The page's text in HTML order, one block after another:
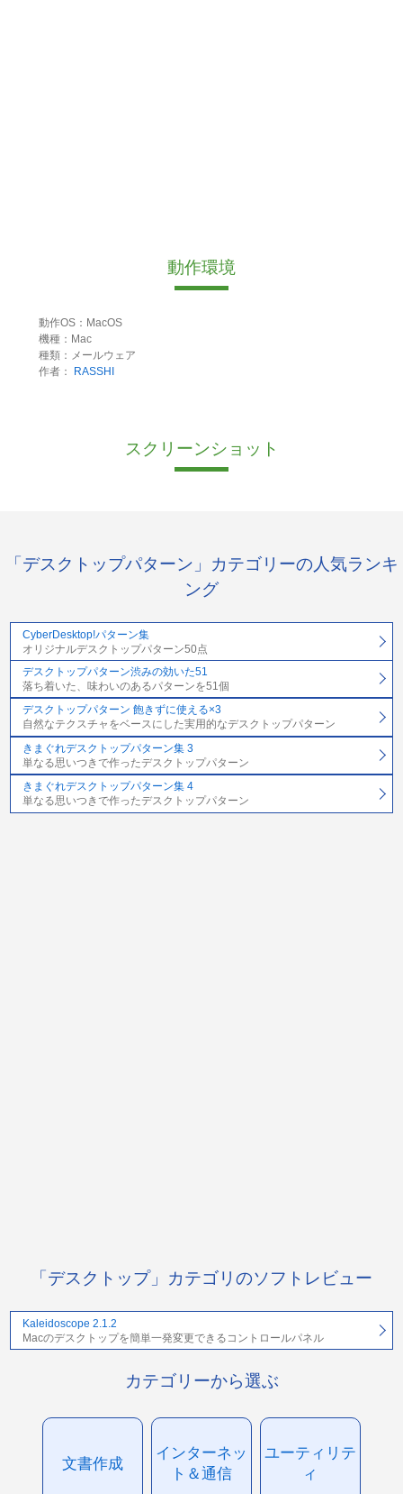
動作環境
動作OS：MacOS
機種：Mac
種類：メールウェア
作者：
RASSHI
スクリーンショット
「デスクトップパターン」カテゴリーの人気ランキ
ング
CyberDesktop!パターン集
オリジナルデスクトップパターン50点
デスクトップパターン渋みの効いた51
落ち着いた、味わいのあるパターンを51個
デスクトップパターン 飽きずに使える×3
自然なテクスチャをベースにした実用的なデスクトップパターン
きまぐれデスクトップパターン集 3
単なる思いつきで作ったデスクトップパターン
きまぐれデスクトップパターン集 4
単なる思いつきで作ったデスクトップパターン
「デスクトップ」カテゴリのソフトレビュー
Kaleidoscope 2.1.2
Macのデスクトップを簡単一発変更できるコントロールパネル
カテゴリーから選ぶ
文書作成
インターネッ
ト＆通信
ユーティリテ
ィ